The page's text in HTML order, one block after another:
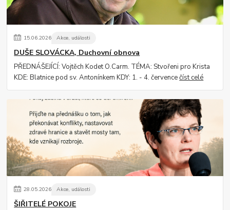
15.06.2026 Akce, události
DUŠE SLOVÁCKA, Duchovní obnova
PŘEDNÁŠEJÍCÍ: Vojtěch Kodet O.Carm. TÉMA: Stvořeni pro Krista
KDE: Blatnice pod sv. Antonínkem KDY: 1. - 4. červencečíst celé
28.05.2026 Akce, události
ŠIŘITELÉ POKOJE